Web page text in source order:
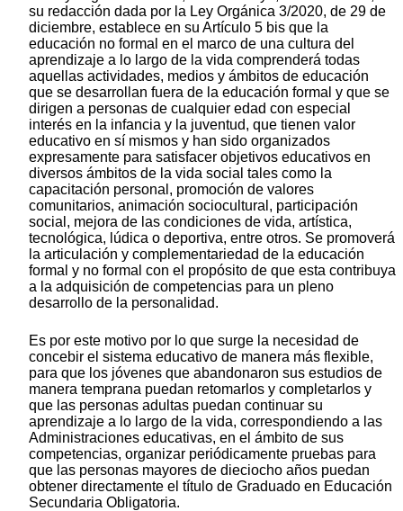
su redacción dada por la Ley Orgánica 3/2020, de 29 de
diciembre, establece en su Artículo 5 bis que la
educación no formal en el marco de una cultura del
aprendizaje a lo largo de la vida comprenderá todas
aquellas actividades, medios y ámbitos de educación
que se desarrollan fuera de la educación formal y que se
dirigen a personas de cualquier edad con especial
interés en la infancia y la juventud, que tienen valor
educativo en sí mismos y han sido organizados
expresamente para satisfacer objetivos educativos en
diversos ámbitos de la vida social tales como la
capacitación personal, promoción de valores
comunitarios, animación sociocultural, participación
social, mejora de las condiciones de vida, artística,
tecnológica, lúdica o deportiva, entre otros. Se promoverá
la articulación y complementariedad de la educación
formal y no formal con el propósito de que esta contribuya
a la adquisición de competencias para un pleno
desarrollo de la personalidad.
Es por este motivo por lo que surge la necesidad de
concebir el sistema educativo de manera más flexible,
para que los jóvenes que abandonaron sus estudios de
manera temprana puedan retomarlos y completarlos y
que las personas adultas puedan continuar su
aprendizaje a lo largo de la vida, correspondiendo a las
Administraciones educativas, en el ámbito de sus
competencias, organizar periódicamente pruebas para
que las personas mayores de dieciocho años puedan
obtener directamente el título de Graduado en Educación
Secundaria Obligatoria.